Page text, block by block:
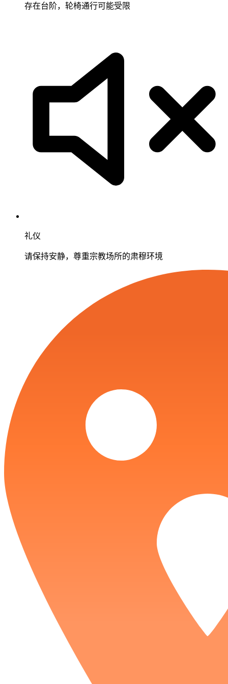
存在台阶，轮椅通行可能受限
礼仪
请保持安静，尊重宗教场所的肃穆环境